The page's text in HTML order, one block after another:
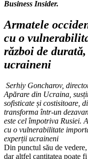
Business Insider.
Armatele
cu o
război de
ucraineni
Serhiy Goncharov,
Apărare din Ucraina,
sofisticate și costisitoare,
transforma într-un
este cel împotriva Rusiei.
cu o vulnerabilitate
experții ucraineni
Din punctul său de
dar altfel cantitatea poate